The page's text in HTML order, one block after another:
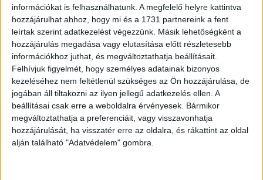
információkat is felhasználhatunk. A megfelelő helyre kattintva
hozzájárulhat ahhoz, hogy mi és a 1731 partnereink a fent
leírtak szerint adatkezelést végezzünk. Másik lehetőségként a
hozzájárulás megadása vagy elutasítása előtt részletesebb
információkhoz juthat, és megváltoztathatja beállításait.
Felhívjuk figyelmét, hogy személyes adatainak bizonyos
kezeléséhez nem feltétlenül szükséges az Ön hozzájárulása, de
jogában áll tiltakozni az ilyen jellegű adatkezelés ellen. A
beállításai csak erre a weboldalra érvényesek. Bármikor
megváltoztathatja a preferenciáit, vagy visszavonhatja
hozzájárulását, ha visszatér erre az oldalra, és rákattint az oldal
alján található "Adatvédelem" gombra.
Havi 18 ezret költünk médiára
Kutatás 2023. február 1.
Háztartásonként több mint 18 ezer forintot költenek
médiára havonta a magyarok – derült ki a Nemzeti Média-
és Hírközlési Hatóság (NMHH) kutatásából. A felmérés...